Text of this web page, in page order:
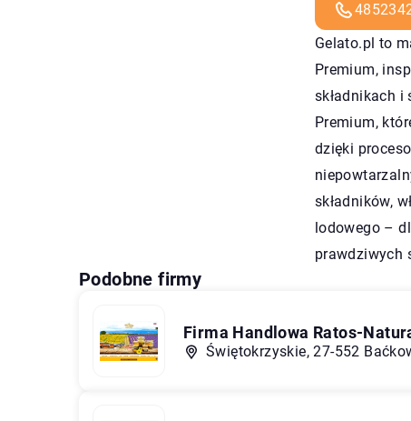
Gelato.pl to
Premium,
składnikach i
Premium,
dzięki
składników,
lodowego –
prawdziwych
Podobne firmy
Firma Handlowa Ratos-
Świętokrzyskie, 27-552